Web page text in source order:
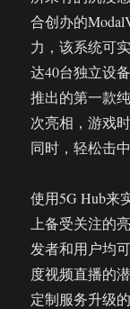
合创办的
力，该系统可
达40台独立设
推出的第一款
次亮相，游戏
同时，轻松击
使用5G Hub来
上备受关注的
发者和用户均
度视频直播的
定制服务升级